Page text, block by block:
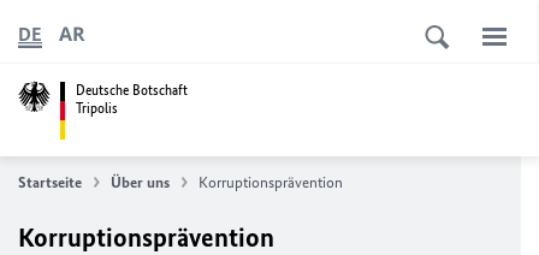
Deutsche Botschaft
Tripolis
DE AR
Startseite Über uns Korruptionsprävention
Korruptionsprävention